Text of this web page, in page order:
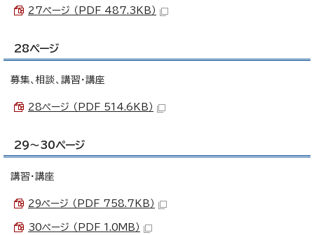
27ページ （PDF 487.3KB）
28ページ
募集、相談、講習・講座
28ページ （PDF 514.6KB）
29～30ページ
講習・講座
29ページ （PDF 758.7KB）
30ページ （PDF 1.0MB）